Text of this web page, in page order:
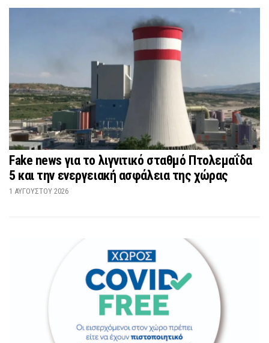
Fake news για το λιγνιτικό σταθμό Πτολεμαΐδα
5 και την ενεργειακή ασφάλεια της χώρας
1 ΑΥΓΟΎΣΤΟΥ 2026